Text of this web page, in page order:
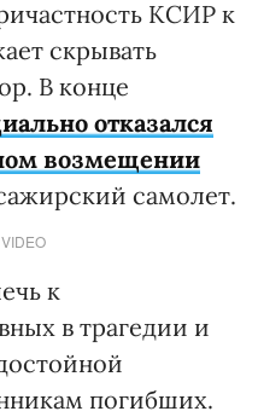
КСИР к
скрывать
В конце
отказался
возмещении
самолет.
к
в трагедии и
погибших.